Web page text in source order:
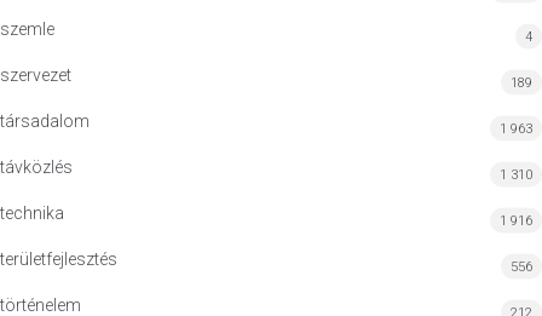
szemle 4
szervezet 189
társadalom 1 963
távközlés 1 310
technika 1 916
területfejlesztés 556
történelem 212